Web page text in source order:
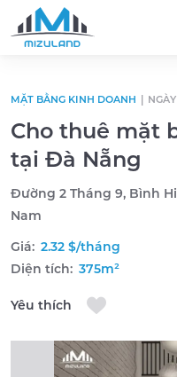
MẶT BẰNG KINH DOANH
Cho thuê mặt
tại Đà Nẵng
Đường 2 Tháng 9, Bình
Nam
Giá: 2.32 $/tháng
Diện tích: 375m²
Yêu thích